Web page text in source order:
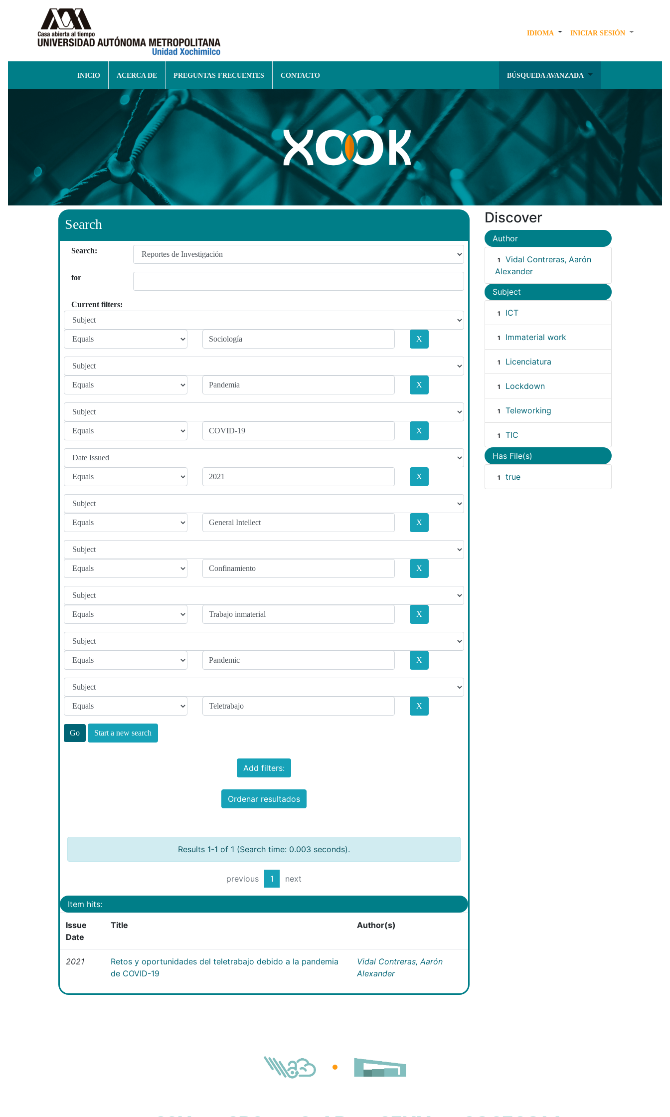
IDIOMA INICIAR SESIÓN
INICIO ACERCA DE PREGUNTAS FRECUENTES CONTACTO BÚSQUEDA AVANZADA
Search
Search:
for
Current filters:
Start a new search
Add filters:
Ordenar resultados
Results 1-1 of 1 (Search time: 0.003 seconds).
previous 1 next
Item hits:
Issue
Date
Title Author(s)
2021
Retos y oportunidades del teletrabajo debido a la pandemia
de COVID-19
Vidal Contreras, Aarón
Alexander
Discover
Author
1
Vidal Contreras, Aarón
Alexander
Subject
1 ICT
1 Immaterial work
1 Licenciatura
1 Lockdown
1 Teleworking
1 TIC
Has File(s)
1 true